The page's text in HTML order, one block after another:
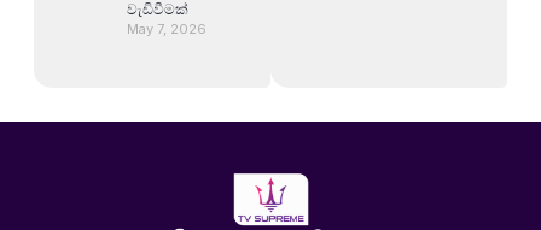
වැඩිවීමක්
May 7, 2026